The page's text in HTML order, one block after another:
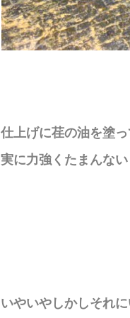
仕上げに荏の油を塗
実に力強くたまんな
いやいやしかしそれ